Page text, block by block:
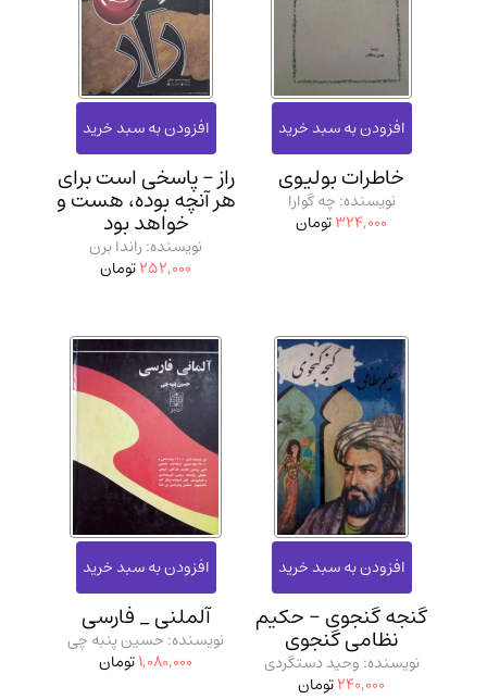
خاطرات بولیوی
نویسنده: چه گوارا
324,000تومان
راز - پاسخی است برای
هر آنچه بوده، هست و
خواهد بود
نویسنده: راندا برن
252,000تومان
گنجه گنجوی - حکیم
نظامی گنجوی
نویسنده: وحید دستگردی
240,000تومان
آلملنی _ فارسی
نویسنده: حسین پنبه چی
1,080,000تومان